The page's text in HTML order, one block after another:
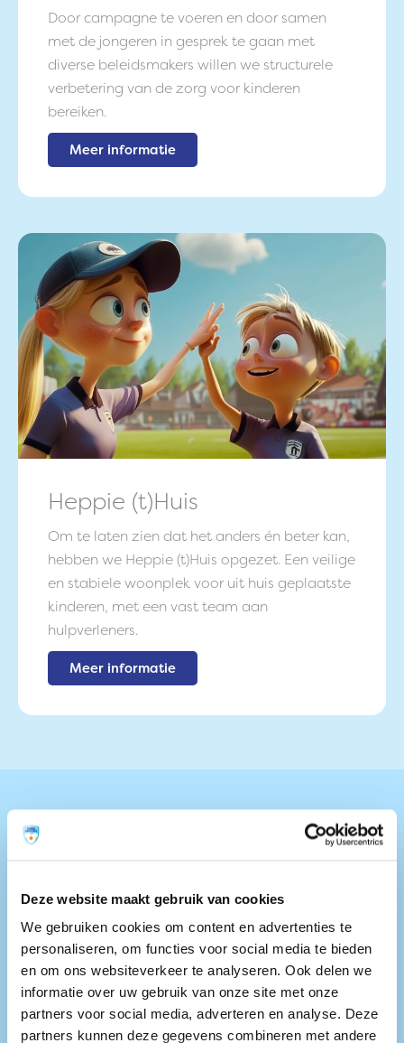
Deze website maakt gebruik van cookies
We gebruiken cookies om content en advertenties te
personaliseren, om functies voor social media te bieden
en om ons websiteverkeer te analyseren. Ook delen we
informatie over uw gebruik van onze site met onze
partners voor social media, adverteren en analyse. Deze
partners kunnen deze gegevens combineren met andere
Door campagne te voeren en door samen
met de jongeren in gesprek te gaan met
diverse beleidsmakers willen we structurele
verbetering van de zorg voor kinderen
bereiken.
Meer informatie
Heppie (t)Huis
Om te laten zien dat het anders én beter kan,
hebben we Heppie (t)Huis opgezet. Een veilige
en stabiele woonplek voor uit huis geplaatste
kinderen, met een vast team aan
hulpverleners.
Meer informatie
Cras non maximus dui.
Aenean
blandit. Ut id enim at velit
gravida vulputate non sed diam.
Angela (9 jaar)